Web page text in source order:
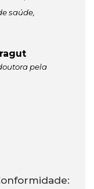
saúde,
pela